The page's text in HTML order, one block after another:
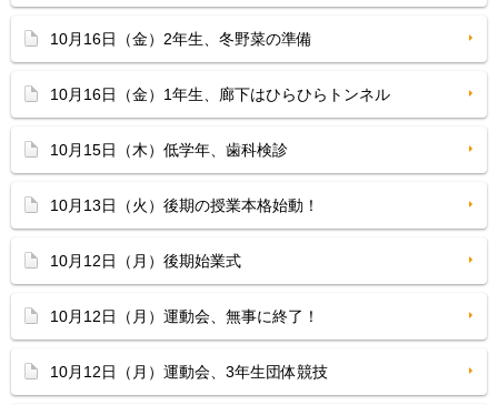
10月16日（金）2年生、冬野菜の準備
10月16日（金）1年生、廊下はひらひらトンネル
10月15日（木）低学年、歯科検診
10月13日（火）後期の授業本格始動！
10月12日（月）後期始業式
10月12日（月）運動会、無事に終了！
10月12日（月）運動会、3年生団体競技